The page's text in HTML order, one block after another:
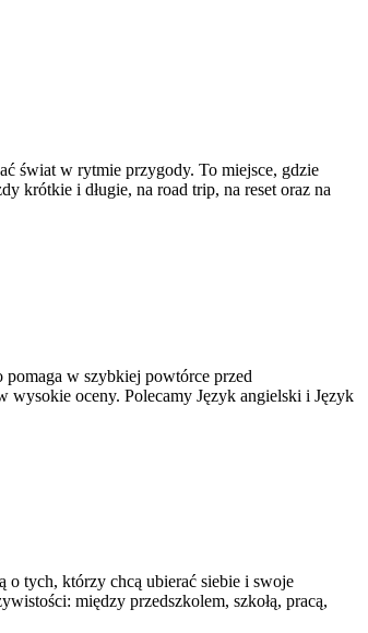
świat w rytmie przygody. To miejsce, gdzie
krótkie i długie, na road trip, na reset oraz na
pomaga w szybkiej powtórce przed
wysokie oceny. Polecamy Język angielski i Język
o tych, którzy chcą ubierać siebie i swoje
między przedszkolem, szkołą, pracą,